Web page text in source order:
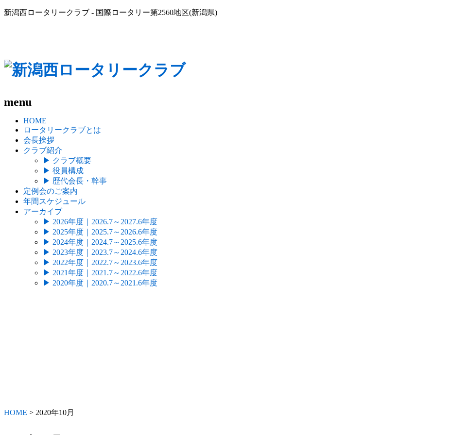
新潟西ロータリークラブ - 国際ロータリー第2560地区(新潟県)
menu
HOME
ロータリークラブとは
会長挨拶
クラブ紹介
▶ クラブ概要
▶ 役員構成
▶ 歴代会長・幹事
定例会のご案内
年間スケジュール
アーカイブ
▶ 2026年度｜2026.7～2027.6年度
▶ 2025年度｜2025.7～2026.6年度
▶ 2024年度｜2024.7～2025.6年度
▶ 2023年度｜2023.7～2024.6年度
▶ 2022年度｜2022.7～2023.6年度
▶ 2021年度｜2021.7～2022.6年度
▶ 2020年度｜2020.7～2021.6年度
HOME > 2020年10月